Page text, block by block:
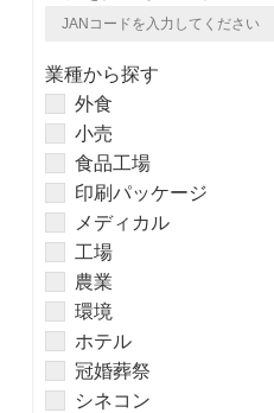
業種から探す
外食
小売
食品工場
印刷パッケージ
メディカル
工場
農業
環境
ホテル
冠婚葬祭
シネコン